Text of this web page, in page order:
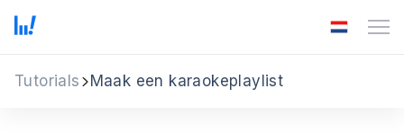
Tutorials Maak een karaokeplaylist